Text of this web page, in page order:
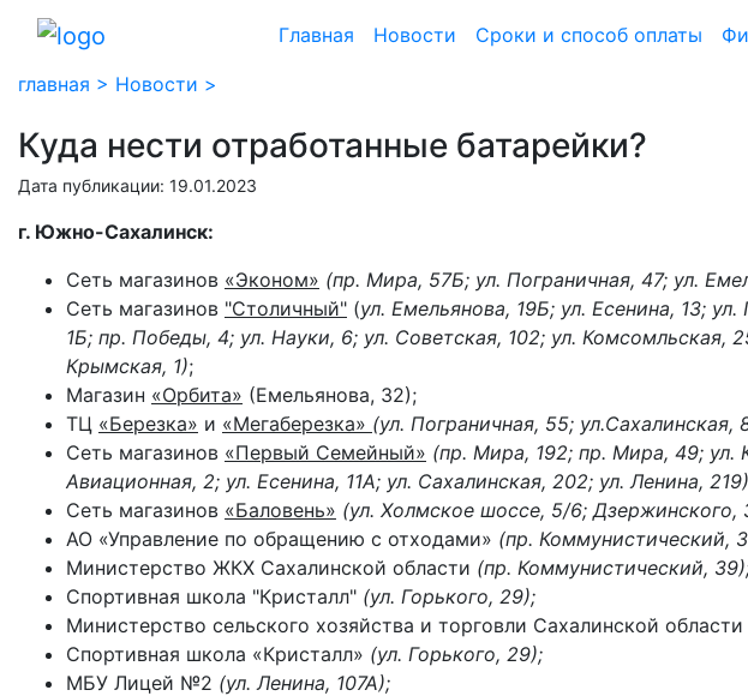
Главная Новости Сроки и способ оплаты
главная > Новости >
Куда нести отработанные батарейки?
Дата публикации: 19.01.2023
г. Южно-Сахалинск:
Сеть магазинов «Эконом» (пр. Мира, 57Б; ул. Пограничная, 47; ул.
Сеть магазинов "Столичный" (ул. Емельянова, 19Б; ул. Есенина, 13;
1Б; пр. Победы, 4; ул. Науки, 6; ул. Советская, 102; ул. Комсомльская,
Крымская, 1);
Магазин «Орбита» (Емельянова, 32);
ТЦ «Березка» и «Мегаберезка» (ул. Пограничная, 55; ул.Сахалинская,
Сеть магазинов «Первый Семейный» (пр. Мира, 192; пр. Мира, 49; ул.
Авиационная, 2; ул. Есенина, 11А; ул. Сахалинская, 202; ул. Ленина,
Сеть магазинов «Баловень» (ул. Холмское шоссе, 5/6; Дзержинского,
АО «Управление по обращению с отходами» (пр. Коммунистический,
Министерство ЖКХ Сахалинской области (пр. Коммунистический,
Спортивная школа "Кристалл" (ул. Горького, 29);
Министерство сельского хозяйства и торговли Сахалинской области
Спортивная школа «Кристалл» (ул. Горького, 29);
МБУ Лицей №2 (ул. Ленина, 107А);